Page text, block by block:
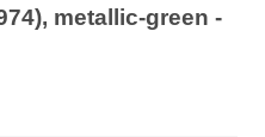
metallic-green -